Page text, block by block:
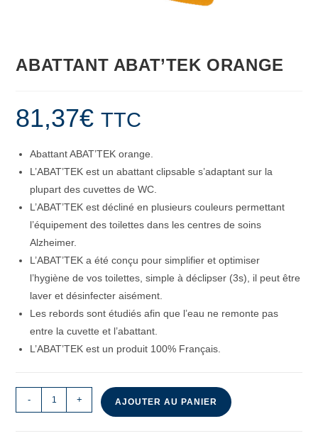
ABATTANT ABAT’TEK ORANGE
81,37€ TTC
Abattant ABAT’TEK orange.
L’ABAT’TEK est un abattant clipsable s’adaptant sur la
plupart des cuvettes de WC.
L’ABAT’TEK est décliné en plusieurs couleurs permettant
l’équipement des toilettes dans les centres de soins
Alzheimer.
L’ABAT’TEK a été conçu pour simplifier et optimiser
l’hygiène de vos toilettes, simple à déclipser (3s), il peut être
laver et désinfecter aisément.
Les rebords sont étudiés afin que l’eau ne remonte pas
entre la cuvette et l’abattant.
L’ABAT’TEK est un produit 100% Français.
- + AJOUTER AU PANIER